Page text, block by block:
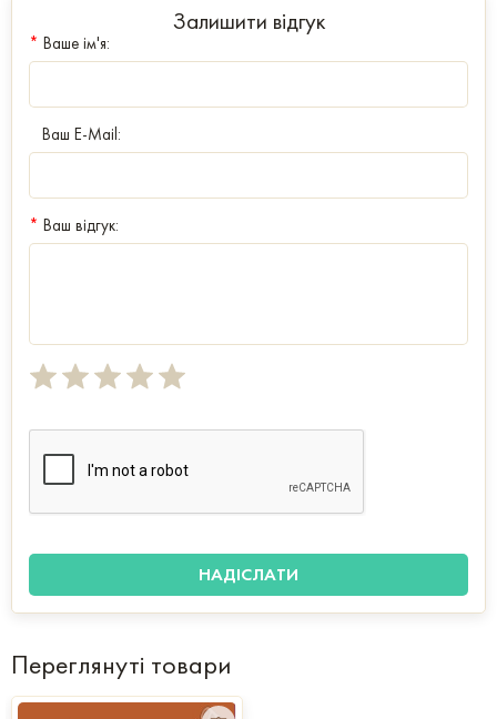
Залишити відгук
* Ваше ім'я:
Ваш E-Mail:
* Ваш відгук:
Переглянуті товари